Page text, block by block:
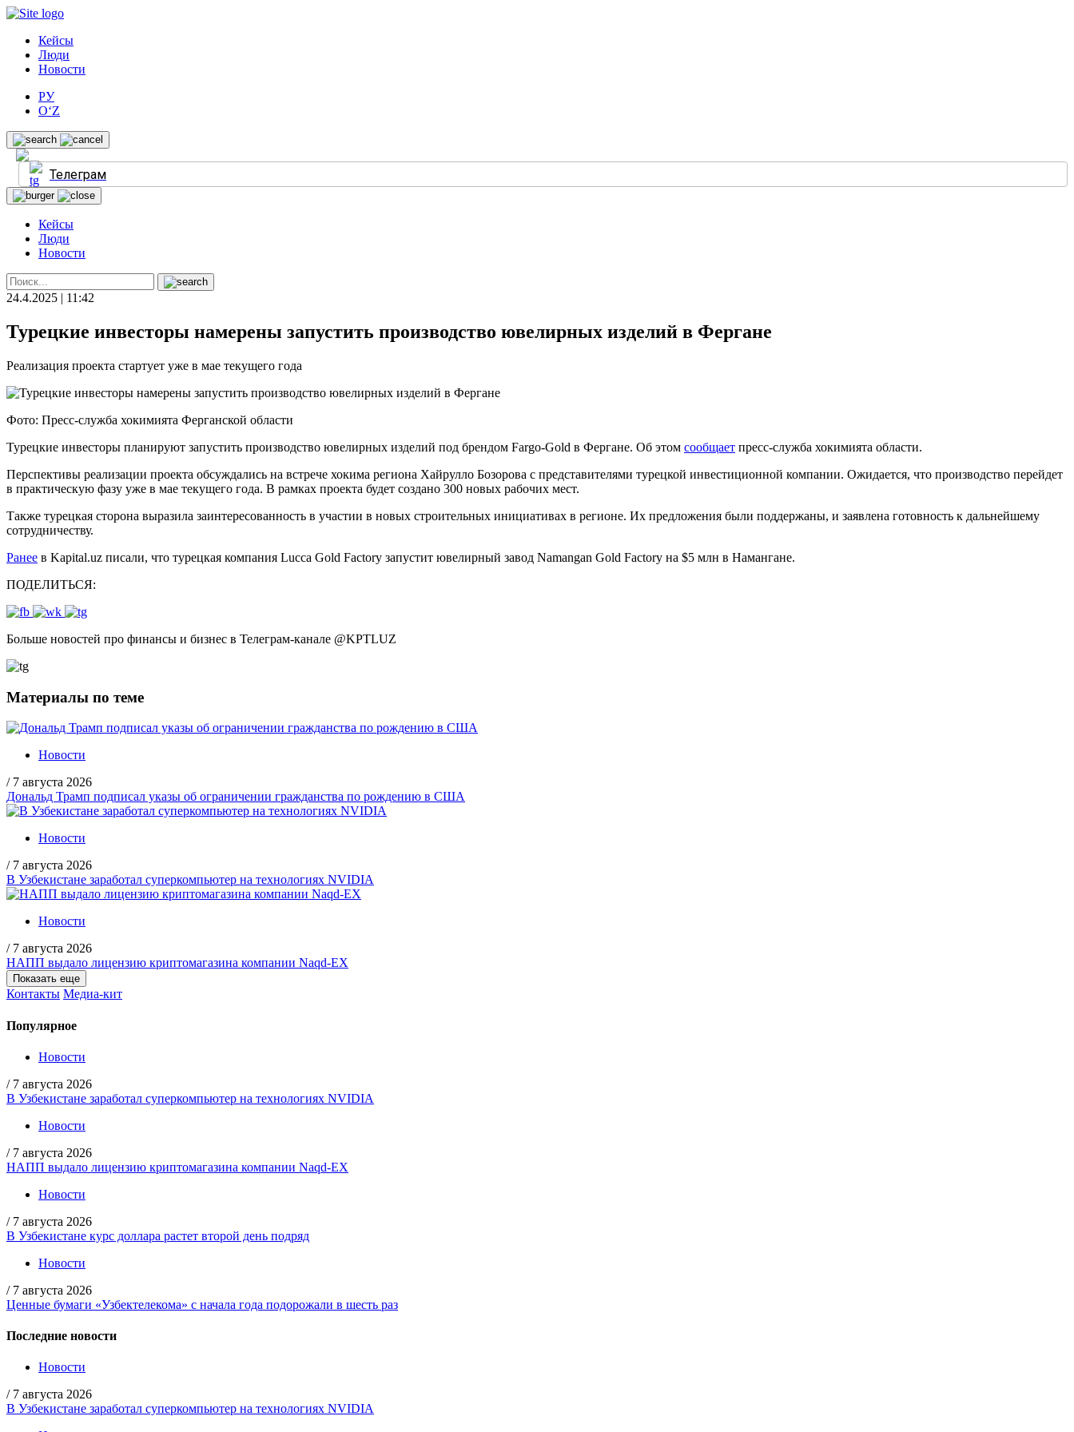
Кейсы
Люди
Новости
РУ
O‘Z
Телеграм
Кейсы
Люди
Новости
24.4.2025 | 11:42
Турецкие инвесторы намерены запустить производство ювелирных изделий в Фергане
Реализация проекта стартует уже в мае текущего года
Фото: Пресс-служба хокимията Ферганской области
Турецкие инвесторы планируют запустить производство ювелирных изделий под брендом Fargo-Gold в Фергане. Об этом сообщает пресс-служба хокимията области.
Перспективы реализации проекта обсуждались на встрече хокима региона Хайрулло Бозорова с представителями турецкой инвестиционной компании. Ожидается, что производство перейдет
в практическую фазу уже в мае текущего года. В рамках проекта будет создано 300 новых рабочих мест.
Также турецкая сторона выразила заинтересованность в участии в новых строительных инициативах в регионе. Их предложения были поддержаны, и заявлена готовность к дальнейшему
сотрудничеству.
Ранее в Kapital.uz писали, что турецкая компания Lucca Gold Factory запустит ювелирный завод Namangan Gold Factory на $5 млн в Намангане.
ПОДЕЛИТЬСЯ:
Больше новостей про финансы и бизнес в Телеграм-канале @KPTLUZ
Материалы по теме
Новости
/ 7 августа 2026
Дональд Трамп подписал указы об ограничении гражданства по рождению в США
Новости
/ 7 августа 2026
В Узбекистане заработал суперкомпьютер на технологиях NVIDIA
Новости
/ 7 августа 2026
НАПП выдало лицензию криптомагазина компании Naqd-EX
Показать еще
Контакты Медиа-кит
Популярное
Новости
/ 7 августа 2026
В Узбекистане заработал суперкомпьютер на технологиях NVIDIA
Новости
/ 7 августа 2026
НАПП выдало лицензию криптомагазина компании Naqd-EX
Новости
/ 7 августа 2026
В Узбекистане курс доллара растет второй день подряд
Новости
/ 7 августа 2026
Ценные бумаги «Узбектелекома» с начала года подорожали в шесть раз
Последние новости
Новости
/ 7 августа 2026
В Узбекистане заработал суперкомпьютер на технологиях NVIDIA